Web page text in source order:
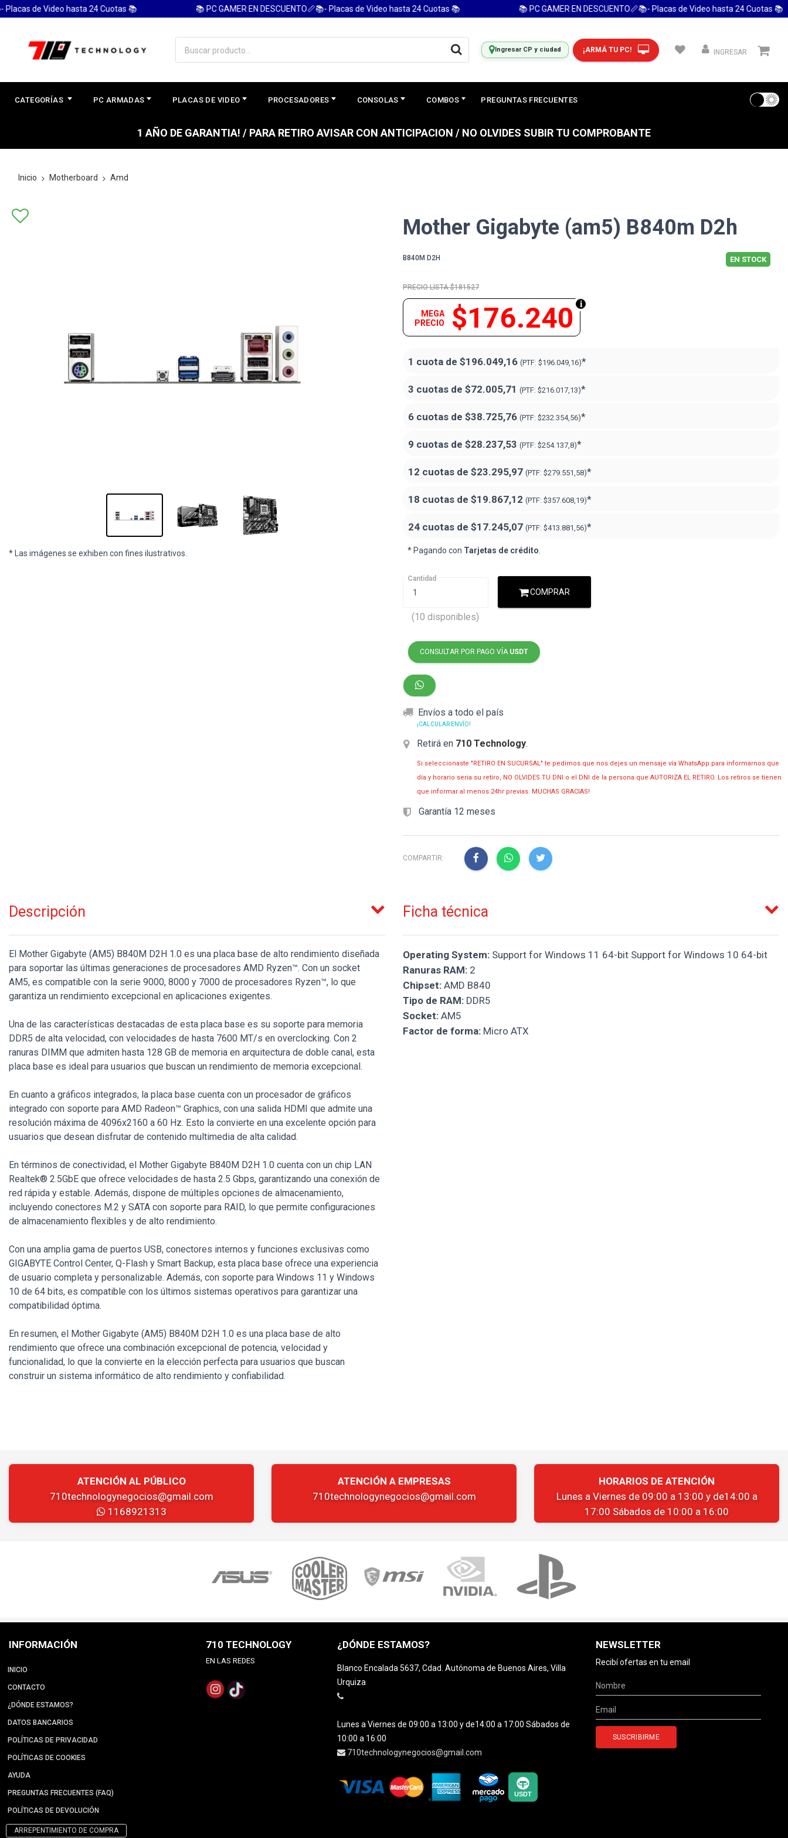
de Video hasta 24 Cuotas 📚 📚 PC GAMER EN DESCUENTO📏📚- Placas de Video hasta 24 Cuotas 📚 📚 PC GAMER EN DESCUENTO📏📚- Placas de Video hasta 24 Cuotas 📚
Ingresar CP y ciudad ¡ARMÁ TU PC! INGRESAR
CATEGORÍAS PC ARMADAS PLACAS DE VIDEO PROCESADORES CONSOLAS COMBOS PREGUNTAS FRECUENTES
1 AÑO DE GARANTIA! / PARA RETIRO AVISAR CON ANTICIPACION / NO OLVIDES SUBIR TU COMPROBANTE
Inicio Motherboard Amd
* Las imágenes se exhiben con fines ilustrativos.
Mother Gigabyte (am5) B840m D2h
B840M D2H EN STOCK
$181527
$176.240
MEGA
PRECIO
1 cuota de $196.049,16 (PTF: $196.049,16)*
3 cuotas de $72.005,71 (PTF: $216.017,13)*
6 cuotas de $38.725,76 (PTF: $232.354,56)*
9 cuotas de $28.237,53 (PTF: $254.137,8)*
12 cuotas de $23.295,97 (PTF: $279.551,58)*
18 cuotas de $19.867,12 (PTF: $357.608,19)*
24 cuotas de $17.245,07 (PTF: $413.881,56)*
* Pagando con Tarjetas de crédito
Cantidad
(10 disponibles)
COMPRAR
CONSULTAR POR PAGO VÍA USDT
Envíos a todo el país
¡CALCULAR ENVÍO!
Retirá en 710 Technology.
Si seleccionaste "RETIRO EN SUCURSAL" te pedimos que nos dejes un mensaje vía WhatsApp para informarnos que
día y horario seria su retiro, NO OLVIDES TU DNI o el DNI de la persona que AUTORIZA EL RETIRO. Los retiros se tienen
que informar al menos 24hr previas. MUCHAS GRACIAS!
Garantía 12 meses
COMPARTIR:
Descripción
El Mother Gigabyte (AM5) B840M D2H 1.0 es una placa base de alto rendimiento diseñada
para soportar las últimas generaciones de procesadores AMD Ryzen™. Con un socket
AM5, es compatible con la serie 9000, 8000 y 7000 de procesadores Ryzen™, lo que
garantiza un rendimiento excepcional en aplicaciones exigentes.
Una de las características destacadas de esta placa base es su soporte para memoria
DDR5 de alta velocidad, con velocidades de hasta 7600 MT/s en overclocking. Con 2
ranuras DIMM que admiten hasta 128 GB de memoria en arquitectura de doble canal, esta
placa base es ideal para usuarios que buscan un rendimiento de memoria excepcional.
En cuanto a gráficos integrados, la placa base cuenta con un procesador de gráficos
integrado con soporte para AMD Radeon™ Graphics, con una salida HDMI que admite una
resolución máxima de 4096x2160 a 60 Hz. Esto la convierte en una excelente opción para
usuarios que desean disfrutar de contenido multimedia de alta calidad.
En términos de conectividad, el Mother Gigabyte B840M D2H 1.0 cuenta con un chip LAN
Realtek® 2.5GbE que ofrece velocidades de hasta 2.5 Gbps, garantizando una conexión de
red rápida y estable. Además, dispone de múltiples opciones de almacenamiento,
incluyendo conectores M.2 y SATA con soporte para RAID, lo que permite configuraciones
de almacenamiento flexibles y de alto rendimiento.
Con una amplia gama de puertos USB, conectores internos y funciones exclusivas como
GIGABYTE Control Center, Q-Flash y Smart Backup, esta placa base ofrece una experiencia
de usuario completa y personalizable. Además, con soporte para Windows 11 y Windows
10 de 64 bits, es compatible con los últimos sistemas operativos para garantizar una
compatibilidad óptima.
En resumen, el Mother Gigabyte (AM5) B840M D2H 1.0 es una placa base de alto
rendimiento que ofrece una combinación excepcional de potencia, velocidad y
funcionalidad, lo que la convierte en la elección perfecta para usuarios que buscan
construir un sistema informático de alto rendimiento y confiabilidad.
Ficha técnica
Operating System: Support for Windows 11 64-bit Support for Windows 10 64-bit
Ranuras RAM: 2
Chipset: AMD B840
Tipo de RAM: DDR5
Socket: AM5
Factor de forma: Micro ATX
ATENCIÓN AL PÚBLICO
710technologynegocios@gmail.com
1168921313
ATENCIÓN A EMPRESAS
710technologynegocios@gmail.com
HORARIOS DE ATENCIÓN
Lunes a Viernes de 09:00 a 13:00 y de14:00 a
17:00 Sábados de 10:00 a 16:00
INFORMACIÓN
INICIO
CONTACTO
¿DÓNDE ESTAMOS?
DATOS BANCARIOS
POLÍTICAS DE PRIVACIDAD
POLÍTICAS DE COOKIES
AYUDA
PREGUNTAS FRECUENTES (FAQ)
POLÍTICAS DE DEVOLUCIÓN
ARREPENTIMIENTO DE COMPRA
710 TECHNOLOGY
EN LAS REDES
¿DÓNDE ESTAMOS?
Blanco Encalada 5637, Cdad. Autónoma de Buenos Aires, Villa
Urquiza
Lunes a Viernes de 09:00 a 13:00 y de14:00 a 17:00 Sábados de
10:00 a 16:00
710technologynegocios@gmail.com
NEWSLETTER
Recibí ofertas en tu email